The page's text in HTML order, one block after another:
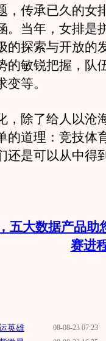
传承已久的女
。当年，女排是
的探索与开放的
的敏锐把握，队
等。
除了给人以沧
的道理：竞技体
还是可以从中得
五大数据产品助
赛进
08-08-23 07:23
英雄